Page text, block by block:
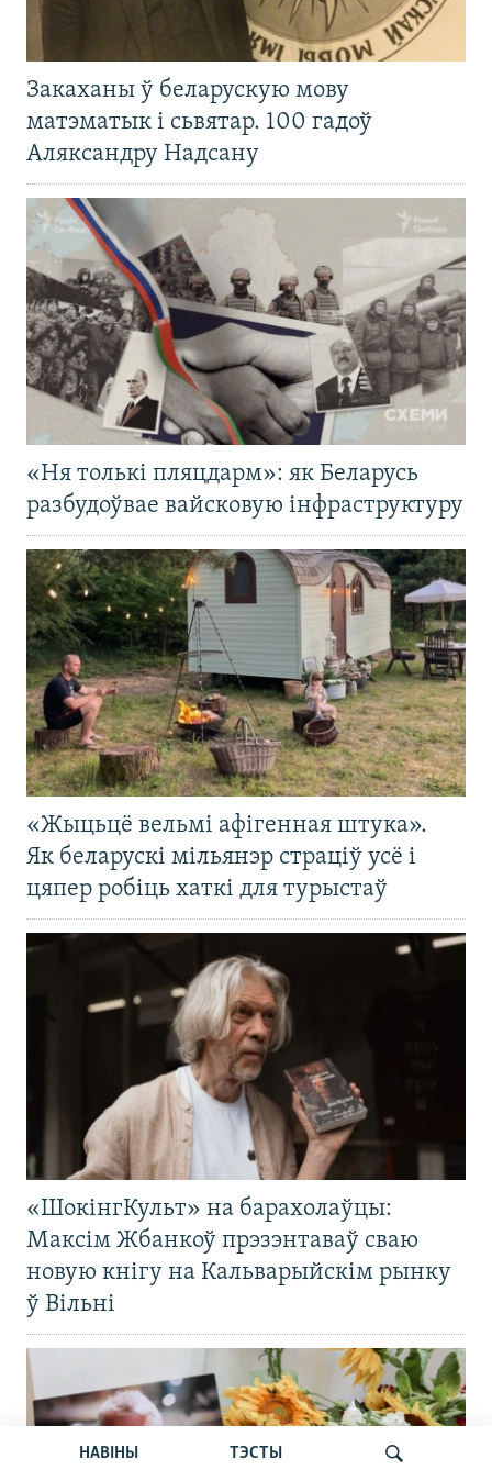
НАВІНЫ ТЭСТЫ
Закаханы ў беларускую мову
матэматык і сьвятар. 100 гадоў
Аляксандру Надсану
«Ня толькі пляцдарм»: як Беларусь
разбудоўвае вайсковую інфраструктуру
«Жыцьцё вельмі афігенная штука».
Як беларускі мільянэр страціў усё і
цяпер робіць хаткі для турыстаў
«ШокінгКульт» на барахолаўцы:
Максім Жбанкоў прэзэнтаваў сваю
новую кнігу на Кальварыйскім рынку
ў Вільні